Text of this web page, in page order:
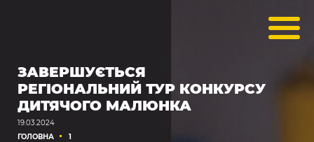
ЗАВЕРШУЄТЬСЯ
РЕГІОНАЛЬНИЙ ТУР КОНКУРСУ
ДИТЯЧОГО МАЛЮНКА
19.03.2024
ГОЛОВНА
1